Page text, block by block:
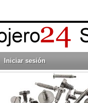
Iniciar sesión